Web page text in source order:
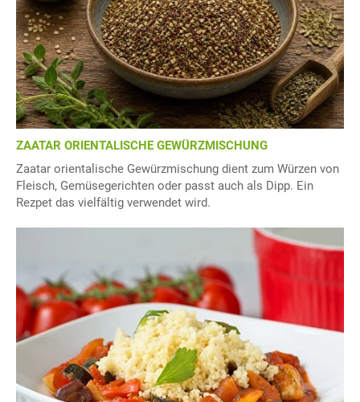
ZAATAR ORIENTALISCHE GEWÜRZMISCHUNG
Zaatar orientalische Gewürzmischung dient zum Würzen von
Fleisch, Gemüsegerichten oder passt auch als Dipp. Ein
Rezpet das vielfältig verwendet wird.